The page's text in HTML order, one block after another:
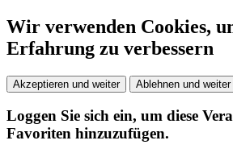
Wir verwenden Cookies,
Erfahrung zu verbessern
Akzeptieren und weiter Ablehnen und weiter
Loggen Sie sich ein, um diese
Favoriten hinzuzufügen.